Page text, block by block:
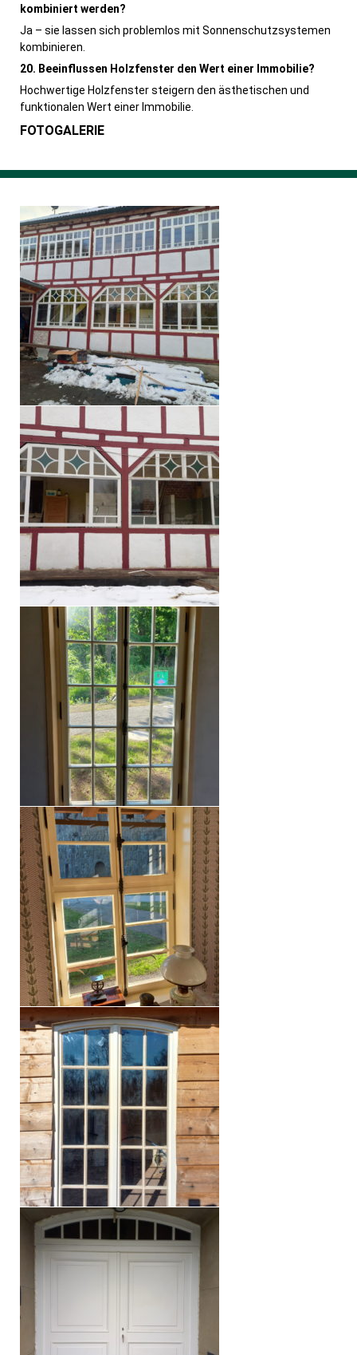
kombiniert werden?
Ja – sie lassen sich problemlos mit Sonnenschutzsystemen
kombinieren.
20. Beeinflussen Holzfenster den Wert einer Immobilie?
Hochwertige Holzfenster steigern den ästhetischen und
funktionalen Wert einer Immobilie.
FOTOGALERIE